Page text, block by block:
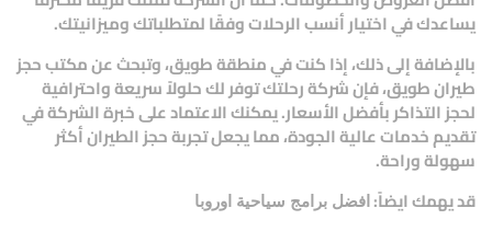
يساعدك في اختيار أنسب الرحلات وفقًا لمتطلباتك وميزانيتك.
بالإضافة إلى ذلك، إذا كنت في منطقة طويق، وتبحث عنمكتب حجز
طيران طويق، فإنشركة رحلتكتوفر لك حلولاً سريعة واحترافية
لحجز التذاكر بأفضل الأسعار. يمكنك الاعتماد على خبرة الشركة في
تقديم خدمات عالية الجودة، مما يجعل تجربة حجز الطيران أكثر
سهولة وراحة.
قد يهمك ايضاً: افضل برامج سياحية اوروبا